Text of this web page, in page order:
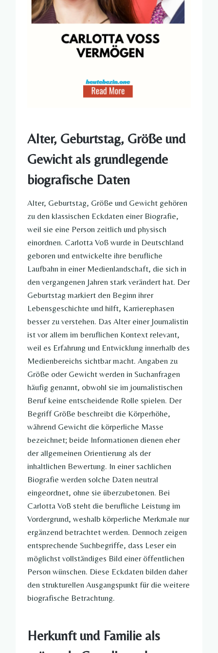
Alter, Geburtstag, Größe und
Gewicht als grundlegende
biografische Daten
Alter, Geburtstag, Größe und Gewicht gehören
zu den klassischen Eckdaten einer Biografie,
weil sie eine Person zeitlich und physisch
einordnen. Carlotta Voß wurde in Deutschland
geboren und entwickelte ihre berufliche
Laufbahn in einer Medienlandschaft, die sich in
den vergangenen Jahren stark verändert hat. Der
Geburtstag markiert den Beginn ihrer
Lebensgeschichte und hilft, Karrierephasen
besser zu verstehen. Das Alter einer Journalistin
ist vor allem im beruflichen Kontext relevant,
weil es Erfahrung und Entwicklung innerhalb des
Medienbereichs sichtbar macht. Angaben zu
Größe oder Gewicht werden in Suchanfragen
häufig genannt, obwohl sie im journalistischen
Beruf keine entscheidende Rolle spielen. Der
Begriff Größe beschreibt die Körperhöhe,
während Gewicht die körperliche Masse
bezeichnet; beide Informationen dienen eher
der allgemeinen Orientierung als der
inhaltlichen Bewertung. In einer sachlichen
Biografie werden solche Daten neutral
eingeordnet, ohne sie überzubetonen. Bei
Carlotta Voß steht die berufliche Leistung im
Vordergrund, weshalb körperliche Merkmale nur
ergänzend betrachtet werden. Dennoch zeigen
entsprechende Suchbegriffe, dass Leser ein
möglichst vollständiges Bild einer öffentlichen
Person wünschen. Diese Eckdaten bilden daher
den strukturellen Ausgangspunkt für die weitere
biografische Betrachtung.
Herkunft und Familie als